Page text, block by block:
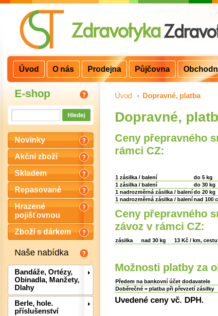
E-shop
Novinky
Akční zboží
Skladem
Repasované
Hrazené
pojišťovnou
Zboží s dárkem
Naše nabídka
Bandáže, Ortézy,
Obinadla, Manžety,
Dlahy
Berle, hole.
příslušenství
Úvod > Dopravné, platba
Dopravné,
Ceny přepravného
rámci CZ:
1 zásilka / balení
do 5 kg
1 zásilka / balení
do 30 kg
1 nadrozměrná zásilka / balenído 20 kg
1 nadrozměrná zásilka / balenínad 100
Ceny přepravného
závoz v rámci CZ:
zásilka nad 30 kg 13 Kč / km, cestu
Možnosti platby za
Předem na bankovní účet dodavatele
Doběrečné = platba při převzetí zásilky
Uvedené ceny vč. DPH.
Úvod O nás Prodejna Půjčovna